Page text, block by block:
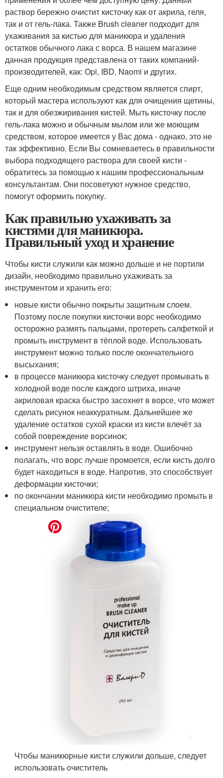
раствор бережно очистит кисточку как от акрила, геля,
так и от гель-лака. Также Brush cleaner подходит для
ухаживания за кистью для маникюра и удаления
остатков обычного лака с ворса. В нашем магазине
данная продукция представлена от таких компаний-
производителей, как: Opi, IBD, Naomi и других.
Еще одним необходимым средством является спирт,
который мастера используют как для очищения щетины,
так и для обезжиривания кистей. Мыть кисточку после
гель-лака можно и обычным мылом или же моющим
средством, которое имеется у Вас дома - однако, это не
так эффективно. Если Вы сомневаетесь в правильности
выбора подходящего раствора для своей кисти -
обратитесь за помощью к нашим профессиональным
консультантам. Они посоветуют нужное средство,
помогут оформить покупку.
Как правильно ухаживать за
кистями для маникюра.
Правильный уход и хранение
Чтобы кисти служили как можно дольше и не портили
дизайн, необходимо правильно ухаживать за
инструментом и хранить его:
новые кисти обычно покрыты защитным слоем.
Поэтому после покупки кисточки ворс необходимо
осторожно размять пальцами, протереть салфеткой и
промыть инструмент в тёплой воде. Использовать
инструмент можно только после окончательного
высыхания;
в процессе маникюра кисточку следует промывать в
холодной воде после каждого штриха, иначе
акриловая краска быстро засохнет в ворсе, что может
сделать рисунок неаккуратным. Дальнейшее же
удаление остатков сухой краски из кисти влечёт за
собой повреждение ворсинок;
инструмент нельзя оставлять в воде. Ошибочно
полагать, что ворс лучше промоется, если кисть долго
будет находиться в воде. Напротив, это способствует
деформации кисточки;
по окончании маникюра кисти необходимо промыть в
специальном очистителе;
Чтобы маникюрные кисти служили дольше, следует
использовать очиститель